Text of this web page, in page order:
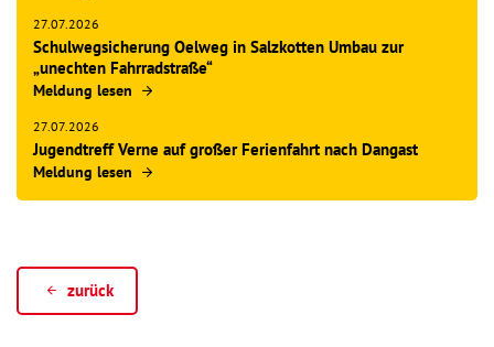
27.07.2026
Schulwegsicherung Oelweg in Salzkotten Umbau zur
„unechten Fahrradstraße“
Meldung lesen
27.07.2026
Jugendtreff Verne auf großer Ferienfahrt nach Dangast
Meldung lesen
zurück